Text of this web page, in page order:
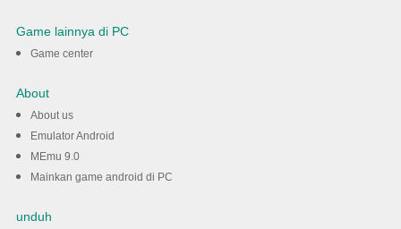
Game lainnya di PC
Game center
About
About us
Emulator Android
MEmu 9.0
Mainkan game android di PC
unduh